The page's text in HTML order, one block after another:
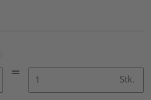
Stk.